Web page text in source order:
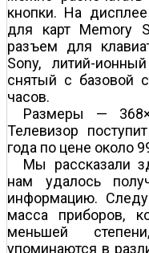
кнопки. На
для карт Memory
разъем для
Sony, литий-
снятый с базовой
часов.
Размеры —
Телевизор
года по цене около
Мы рассказали
нам удалось
информацию.
масса приборов,
меньшей
упоминаются в